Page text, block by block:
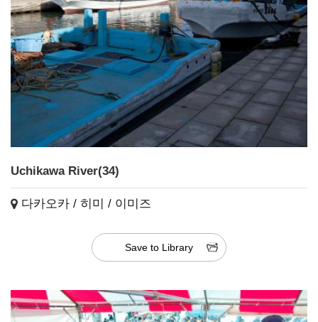
Uchikawa River(34)
다카오카 / 히미 / 이미즈
Save to Library